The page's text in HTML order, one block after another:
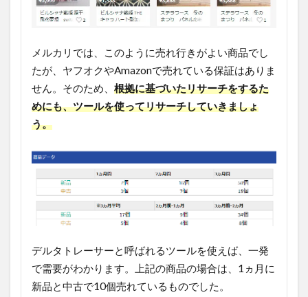
メルカリでは、このように売れ行きがよい商品でし
たが、ヤフオクやAmazonで売れている保証はありま
せん。そのため、 根拠に基づいたリサーチをするた
めにも、ツールを使ってリサーチしていきましょ
う。
デルタトレーサーと呼ばれるツールを使えば、一発
で需要がわかります。上記の商品の場合は、1 ヵ月 に
新品と中古で10個売れているものでした。